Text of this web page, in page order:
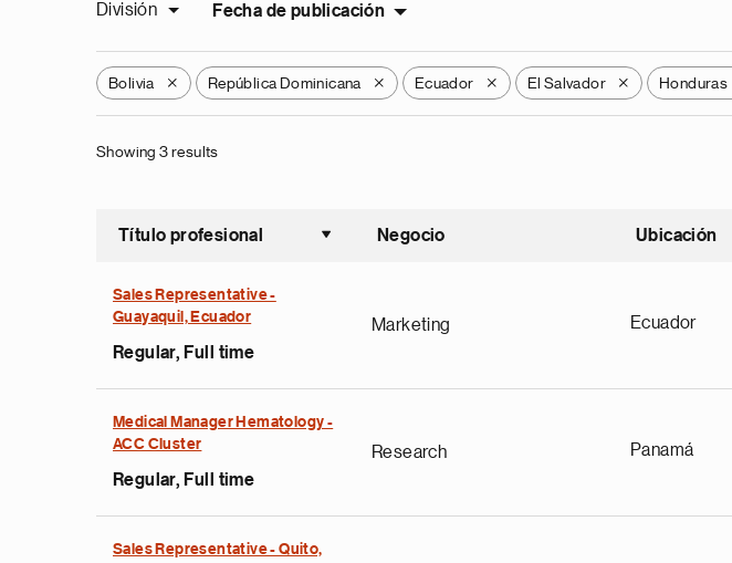
División Fecha de publicación
Bolivia X República Dominicana X Ecuador X El Salvador X Honduras
Showing 3 results
Título profesional
Ordenar ascendente
Negocio Ubicación
Sales Representative -
Guayaquil, Ecuador
Regular, Full time
Marketing Ecuador
Medical Manager Hematology -
ACC Cluster
Regular, Full time
Research Panamá
Sales Representative - Quito,